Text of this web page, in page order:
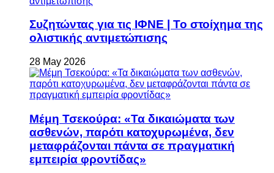
Συζητώντας για τις ΙΦΝΕ | Το στοίχημα της
ολιστικής αντιμετώπισης
28 May 2026
Μέμη Τσεκούρα: «Τα δικαιώματα των
ασθενών, παρότι κατοχυρωμένα, δεν
μεταφράζονται πάντα σε πραγματική
εμπειρία φροντίδας»